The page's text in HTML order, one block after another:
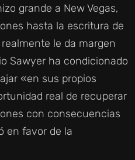
grande a New Vegas,
hasta la escritura de
le da margen
Sawyer ha condicionado
«en sus propios
real de recuperar
con consecuencias
en favor de la